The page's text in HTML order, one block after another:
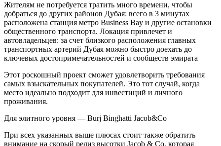
Жителям не потребуется тратить много времени, чтобы
добраться до других районов Дубая: всего в 3 минутах
расположена станция метро Business Bay и другие остановки
общественного транспорта. Локация привлечет и
автовладельцев: за счет близкого расположения главных
транспортных артерий Дубая можно быстро доехать до
ключевых достопримечательностей и сообществ эмирата
Этот роскошный проект сможет удовлетворить требования
самых взыскательных покупателей. Это тот случай, когда
место идеально подходит для инвестиций и личного
проживания.
Для элитного уровня — Burj Binghatti Jacob&Co
При всех указанных выше плюсах стоит также обратить
внимание на скорый релиз высотки Jacob & Co, которая